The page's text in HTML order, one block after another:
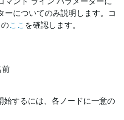
ーについてのみ説明します。コ
ここ を確認します。
前
始するには、各ノードに一意の